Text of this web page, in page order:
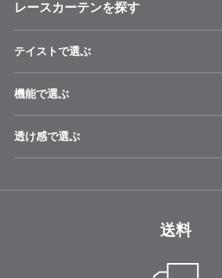
レースカーテンを探す
テイストで選ぶ
機能で選ぶ
透け感で選ぶ
送料